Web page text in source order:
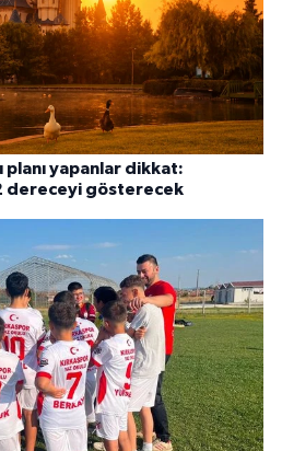
planı yapanlar dikkat:
dereceyi gösterecek